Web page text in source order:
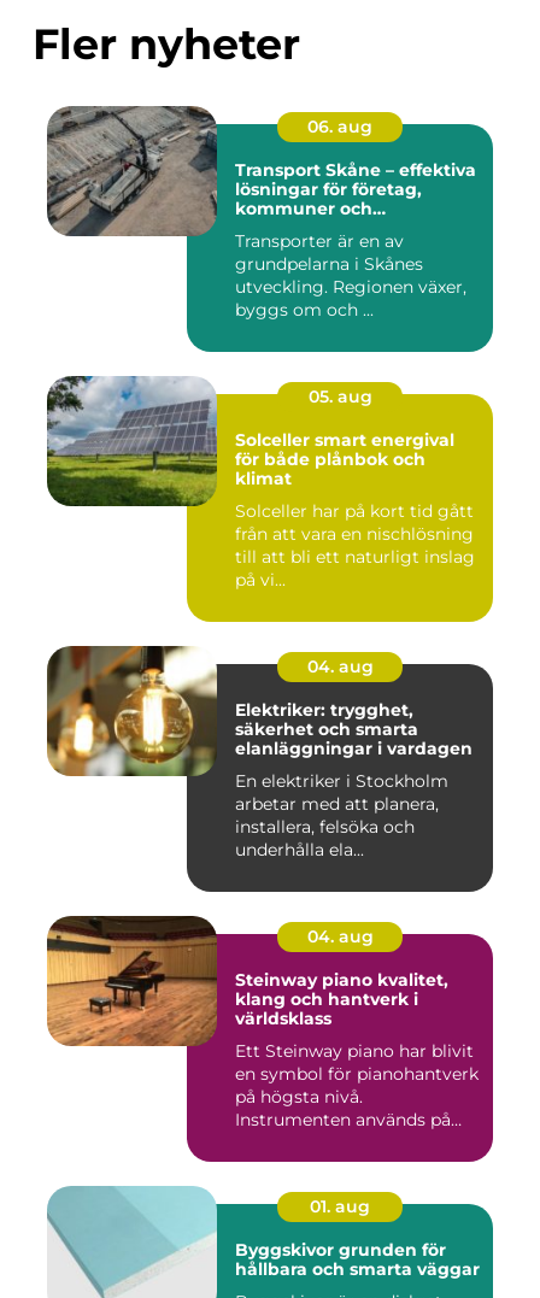
Fler nyheter
06. aug
Transport Skåne – effektiva
lösningar för företag,
kommuner och
Transporter är en av
grundpelarna i Skånes
utveckling. Regionen växer,
byggs om och ...
05. aug
Solceller smart energival
för både plånbok och
klimat
Solceller har på kort tid gått
från att vara en nischlösning
till att bli ett naturligt inslag
på vi...
04. aug
Elektriker: trygghet,
säkerhet och smarta
elanläggningar i vardagen
En elektriker i Stockholm
arbetar med att planera,
installera, felsöka och
underhålla ela...
04. aug
Steinway piano kvalitet,
klang och hantverk i
världsklass
Ett Steinway piano har blivit
en symbol för pianohantverk
på högsta nivå.
Instrumenten används på
01. aug
Byggskivor grunden för
hållbara och smarta väggar